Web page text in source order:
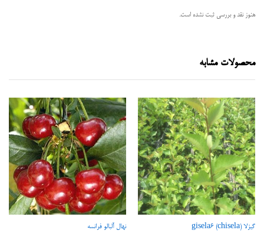
هنوز نقد و بررسی ثبت نشده است.
محصولات مشابه
گیزلا (gisela6 (chisela نهال آلبالو فرانسه